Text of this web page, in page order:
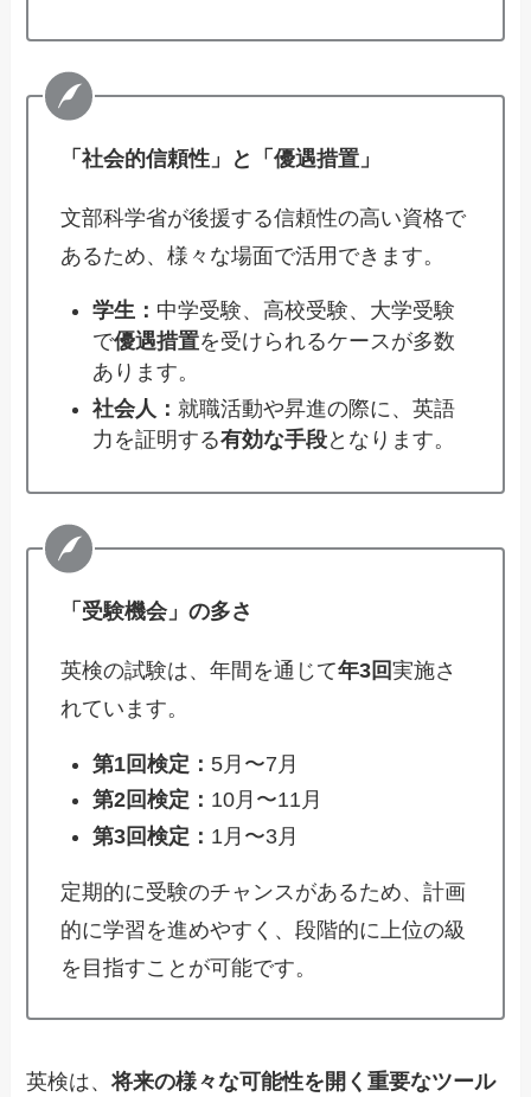
「社会的信頼性」と「優遇措置」
文部科学省が後援する信頼性の高い資格で
あるため、様々な場面で活用できます。
学生： 中学受験、高校受験、大学受験
で優遇措置を受けられるケースが多数
あります。
社会人： 就職活動や昇進の際に、英語
力を証明する有効な手段となります。
「受験機会」の多さ
英検の試験は、年間を通じて年3回実施さ
れています。
第1回検定： 5月〜7月
第2回検定： 10月〜11月
第3回検定： 1月〜3月
定期的に受験のチャンスがあるため、計画
的に学習を進めやすく、段階的に上位の級
を目指すことが可能です。
英検は、将来の様々な可能性を開く重要なツール